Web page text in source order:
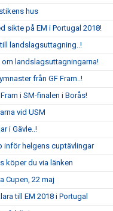
hus
sikte på EM i Portugal 2018!
landslagsuttagning..!
om landslagsuttagningarna!
från GF Fram..!
i SM-finalen i Borås!
vid USM
i Gävle..!
inför helgens cuptävlingar
köper du via länken
Cupen, 22 maj
till EM 2018 i Portugal